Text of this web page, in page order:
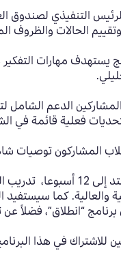
التنفيذي لصندوق
الحالات والظروف
يستهدف مهارات
المشاركين الدعم
فعلية قائمة في
المشاركون توصيات
ويضم البرنامج،
والعالية. كما
“انطلاق”، فضلاً عن
للاشتراك في هذا